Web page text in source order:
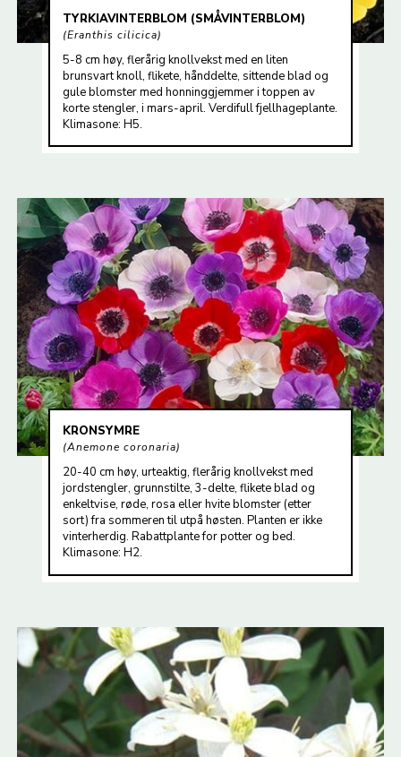
TYRKIAVINTERBLOM (SMÅVINTERBLOM)
Eranthis cilicica
5-8 cm høy, flerårig knollvekst med en liten
brunsvart knoll, flikete, hånddelte, sittende blad og
gule blomster med honninggjemmer i toppen av
korte stengler, i mars-april. Verdifull fjellhageplante.
Klimasone: H5.
KRONSYMRE
Anemone coronaria
20-40 cm høy, urteaktig, flerårig knollvekst med
jordstengler, grunnstilte, 3-delte, flikete blad og
enkeltvise, røde, rosa eller hvite blomster (etter
sort) fra sommeren til utpå høsten. Planten er ikke
vinterherdig. Rabattplante for potter og bed.
Klimasone: H2.